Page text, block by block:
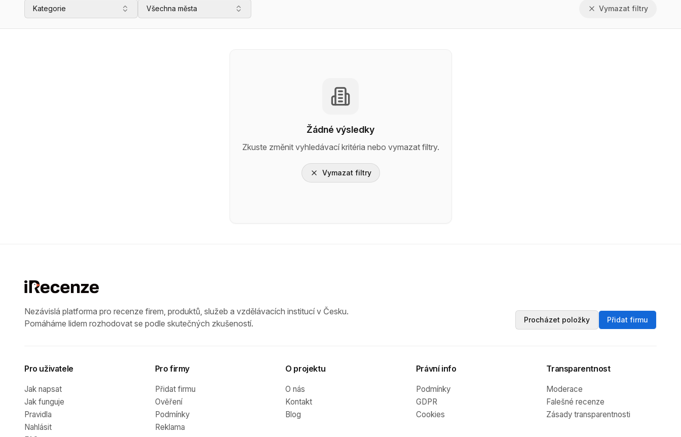
Kategorie Všechna města Vymazat filtry
Žádné výsledky
Zkuste změnit vyhledávací kritéria nebo vymazat filtry.
Vymazat filtry
Nezávislá platforma pro recenze firem, produktů, služeb a vzdělávacích institucí v Česku.
Pomáháme lidem rozhodovat se podle skutečných zkušeností.
Procházet položky Přidat firmu
Pro uživatele
Jak napsat
Jak funguje
Pravidla
Nahlásit
Pro firmy
Přidat firmu
Ověření
Podmínky
Reklama
O projektu
O nás
Kontakt
Blog
Právní info
Podmínky
GDPR
Cookies
Transparentnost
Moderace
Falešné recenze
Zásady transparentnosti